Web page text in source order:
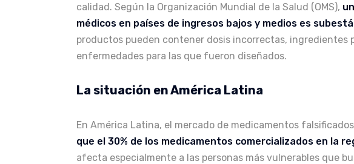
calidad. Según la Organización Mundial de la Salud (OMS),
médicos en países de ingresos bajos y medios es
productos pueden contener dosis incorrectas, ingredientes
enfermedades para las que fueron diseñados.
La situación en América Latina
En América Latina, el mercado de medicamentos
que el 30% de los medicamentos comercializados en la
afecta especialmente a las personas más vulnerables que